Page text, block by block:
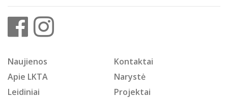
Naujienos
Kontaktai
Apie LKTA
Narystė
Leidiniai
Projektai